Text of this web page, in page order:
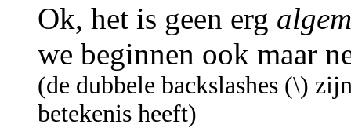
Ok, het is geen erg
we beginnen ook maar
(de dubbele backslashes (\)
betekenis heeft)